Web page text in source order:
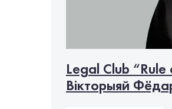
Legal Club
Вікторыяй